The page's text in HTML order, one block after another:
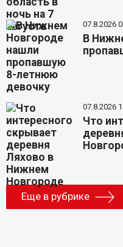
07.8.2026
В
07.8.2026
Что
Еще в рубрике